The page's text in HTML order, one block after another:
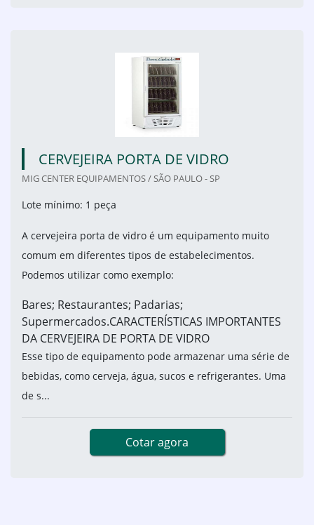
CERVEJEIRA PORTA DE VIDRO
MIG CENTER EQUIPAMENTOS / SÃO PAULO - SP
Lote mínimo: 1 peça
A cervejeira porta de vidro é um equipamento muito
comum em diferentes tipos de estabelecimentos.
Podemos utilizar como exemplo:
Bares; Restaurantes; Padarias;
Supermercados.CARACTERÍSTICAS IMPORTANTES
DA CERVEJEIRA DE PORTA DE VIDRO
Esse tipo de equipamento pode armazenar uma série de
bebidas, como cerveja, água, sucos e refrigerantes. Uma
de s...
Cotar agora